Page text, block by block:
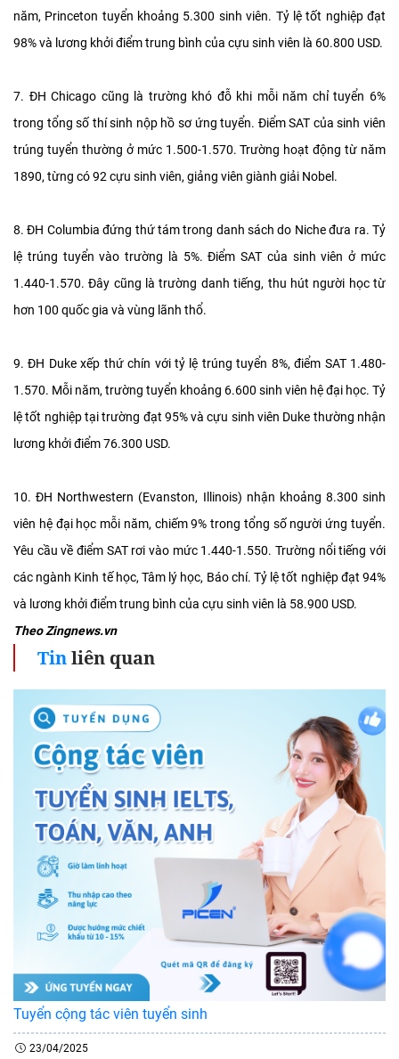
năm, Princeton tuyển khoảng 5.300 sinh viên. Tỷ lệ tốt nghiệp đạt
98% và lương khởi điểm trung bình của cựu sinh viên là 60.800 USD.
7. ĐH Chicago cũng là trường khó đỗ khi mỗi năm chỉ tuyển 6%
trong tổng số thí sinh nộp hồ sơ ứng tuyển. Điểm SAT của sinh viên
trúng tuyển thường ở mức 1.500-1.570. Trường hoạt động từ năm
1890, từng có 92 cựu sinh viên, giảng viên giành giải Nobel.
8. ĐH Columbia đứng thứ tám trong danh sách do Niche đưa ra. Tỷ
lệ trúng tuyển vào trường là 5%. Điểm SAT của sinh viên ở mức
1.440-1.570. Đây cũng là trường danh tiếng, thu hút người học từ
hơn 100 quốc gia và vùng lãnh thổ.
9. ĐH Duke xếp thứ chín với tỷ lệ trúng tuyển 8%, điểm SAT 1.480-
1.570. Mỗi năm, trường tuyển khoảng 6.600 sinh viên hệ đại học. Tỷ
lệ tốt nghiệp tại trường đạt 95% và cựu sinh viên Duke thường nhận
lương khởi điểm 76.300 USD.
10. ĐH Northwestern (Evanston, Illinois) nhận khoảng 8.300 sinh
viên hệ đại học mỗi năm, chiếm 9% trong tổng số người ứng tuyển.
Yêu cầu về điểm SAT rơi vào mức 1.440-1.550. Trường nổi tiếng với
các ngành Kinh tế học, Tâm lý học, Báo chí. Tỷ lệ tốt nghiệp đạt 94%
và lương khởi điểm trung bình của cựu sinh viên là 58.900 USD.
Theo Zingnews.vn
Tinliên quan
Tuyển cộng tác viên tuyển sinh
23/04/2025